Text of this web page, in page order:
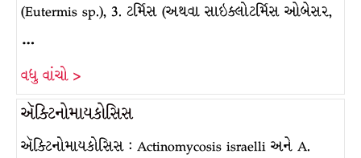
(Eutermis sp.), 3. ટર્મિસ (અથવા સાઇક્લોટર્મિસ ઓબેસર,
…
વધુ વાંચો >
ઍક્ટિનોમાયકોસિસ
ઍક્ટિનોમાયકોસિસ : Actinomycosis israelli અને A.